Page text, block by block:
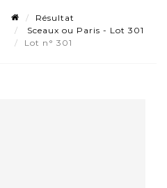
Résultat
Sceaux ou Paris - Lot 301
Lot n° 301